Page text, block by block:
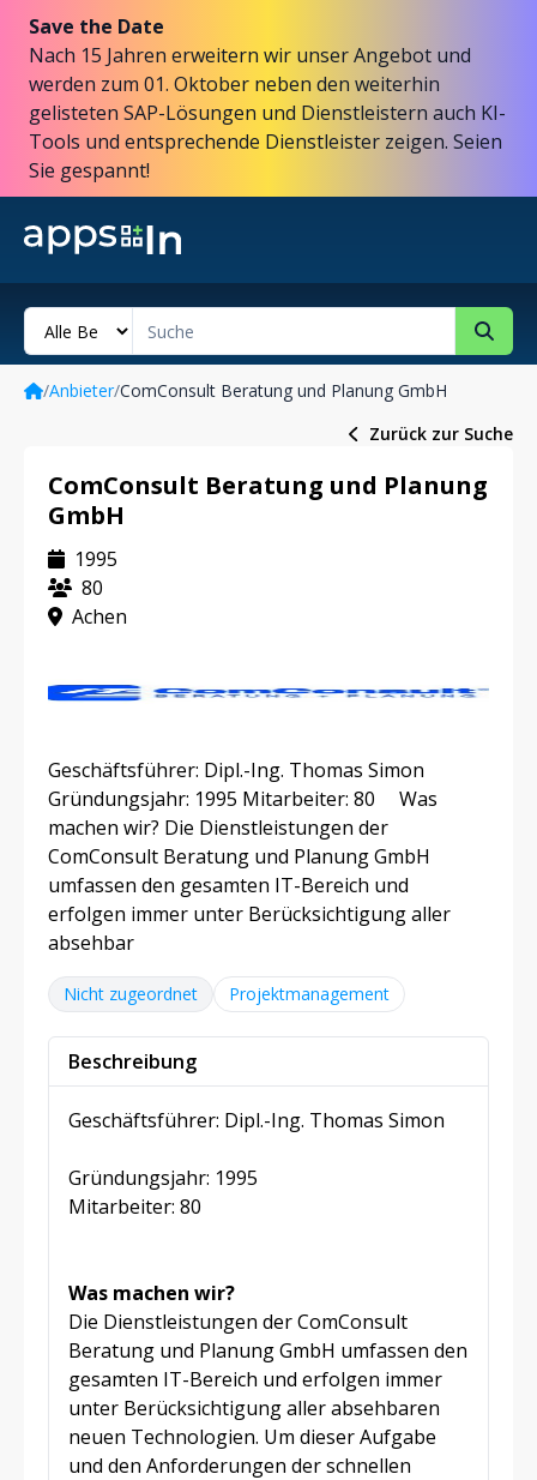
Save the Date
Nach 15 Jahren erweitern wir unser Angebot und
werden zum 01. Oktober neben den weiterhin
gelisteten SAP-Lösungen und Dienstleistern auch KI-
Tools und entsprechende Dienstleister zeigen. Seien
Sie gespannt!
/Anbieter/ComConsult Beratung und Planung GmbH
Zurück zur Suche
ComConsult Beratung und Planung
GmbH
1995
80
Achen
Geschäftsführer: Dipl.-Ing. Thomas Simon
Gründungsjahr: 1995 Mitarbeiter: 80 Was
machen wir? Die Dienstleistungen der
ComConsult Beratung und Planung GmbH
umfassen den gesamten IT-Bereich und
erfolgen immer unter Berücksichtigung aller
absehbar
Nicht zugeordnet Projektmanagement
Beschreibung
Geschäftsführer: Dipl.-Ing. Thomas Simon
Gründungsjahr: 1995
Mitarbeiter: 80
Was machen wir?
Die Dienstleistungen der ComConsult
Beratung und Planung GmbH umfassen den
gesamten IT-Bereich und erfolgen immer
unter Berücksichtigung aller absehbaren
neuen Technologien. Um dieser Aufgabe
und den Anforderungen der schnellen